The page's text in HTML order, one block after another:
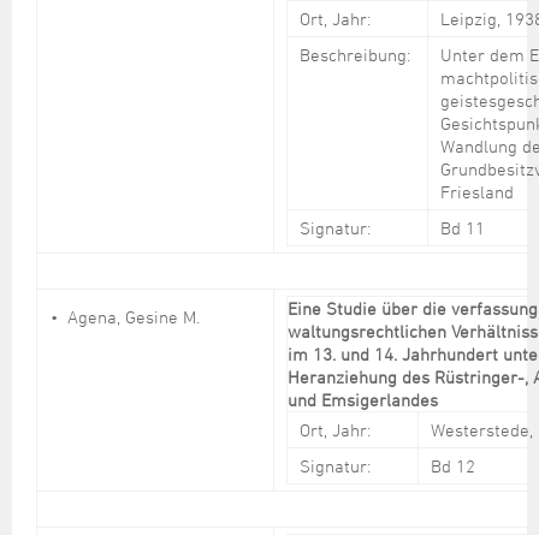
Ort, Jahr:
Leipzig,
Beschreibung:
Unter dem
Wandlung
Friesland
Signatur:
Bd 11
Agena, Gesine M.
Eine Studie über die
waltungsrechtlichen
im 13. und 14. Jahrhundert
Heranziehung des Rüstringer-
und Emsigerlandes
Ort, Jahr:
Westerstede,
Signatur:
Bd 12